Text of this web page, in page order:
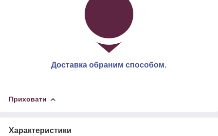
Доставка обраним способом.
Приховати
Характеристики